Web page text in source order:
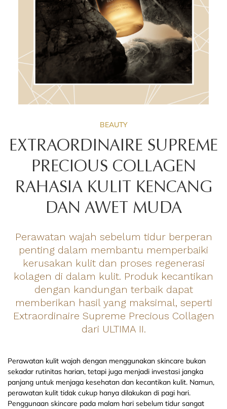
BEAUTY
EXTRAORDINAIRE SUPREME
PRECIOUS COLLAGEN
RAHASIA KULIT KENCANG
DAN AWET MUDA
Perawatan wajah sebelum tidur berperan
penting dalam membantu memperbaiki
kerusakan kulit dan proses regenerasi
kolagen di dalam kulit. Produk kecantikan
dengan kandungan terbaik dapat
memberikan hasil yang maksimal, seperti
Extraordinaire Supreme Precious Collagen
dari ULTIMA II.
Perawatan kulit wajah dengan menggunakan skincare bukan
sekadar rutinitas harian, tetapi juga menjadi investasi jangka
panjang untuk menjaga kesehatan dan kecantikan kulit. Namun,
perawatan kulit tidak cukup hanya dilakukan di pagi hari.
Penggunaan skincare pada malam hari sebelum tidur sangat